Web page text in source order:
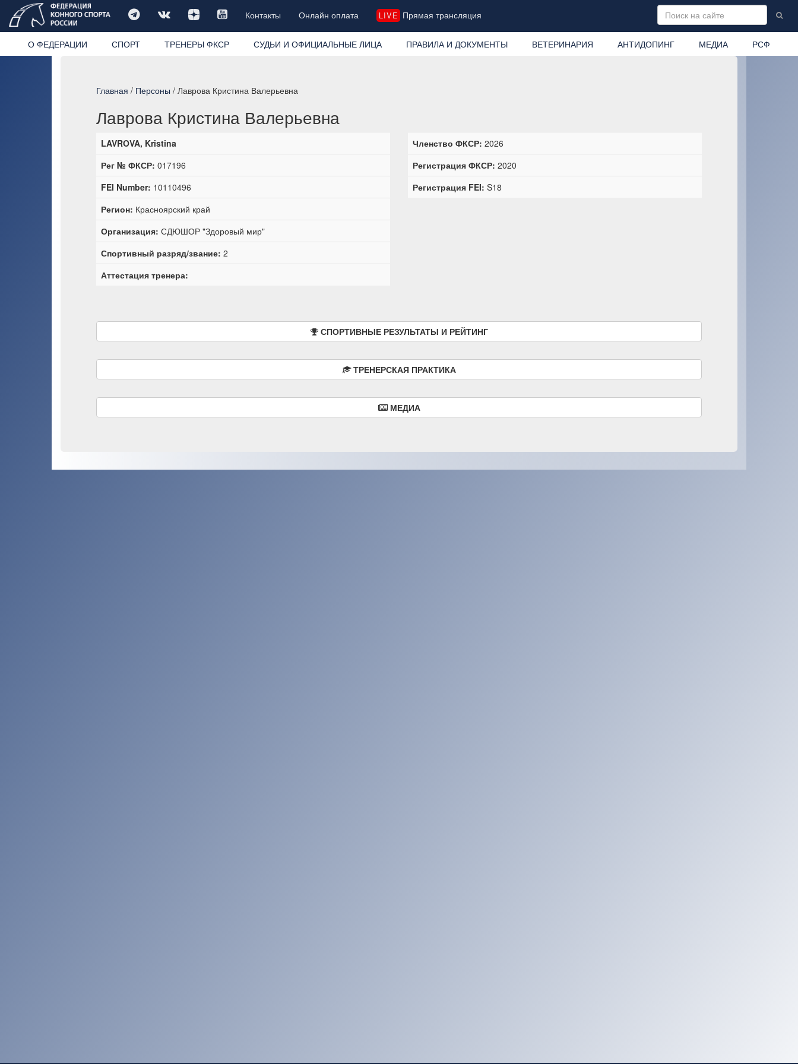
Контакты Онлайн оплата LIVE Прямая трансляция
О ФЕДЕРАЦИИ СПОРТ ТРЕНЕРЫ ФКСР СУДЬИ И ОФИЦИАЛЬНЫЕ ЛИЦА ПРАВИЛА И ДОКУМЕНТЫ ВЕТЕРИНАРИЯ АНТИДОПИНГ МЕДИА РСФ
Главная / Персоны / Лаврова Кристина Валерьевна
Лаврова Кристина Валерьевна
LAVROVA, Kristina
Рег № ФКСР: 017196
FEI Number: 10110496
Регион: Красноярский край
Организация: СДЮШОР "Здоровый мир"
Спортивный разряд/звание: 2
Аттестация тренера:
Членство ФКСР: 2026
Регистрация ФКСР: 2020
Регистрация FEI: S18
СПОРТИВНЫЕ РЕЗУЛЬТАТЫ И РЕЙТИНГ
ТРЕНЕРСКАЯ ПРАКТИКА
МЕДИА